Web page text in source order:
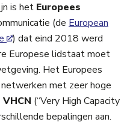
is het Europees
(de European
) dat eind 2018 werd
Europese lidstaat moet
Het Europees
met zeer hoge
VHCN (“Very High Capacity
bepalingen aan.